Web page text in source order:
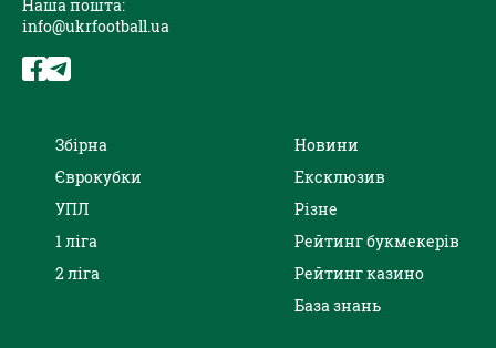
Наша пошта:
info@ukrfootball.ua
Збірна
Єврокубки
УПЛ
1 ліга
2 ліга
Новини
Ексклюзив
Різне
Рейтинг букмекерів
Рейтинг казино
База знань